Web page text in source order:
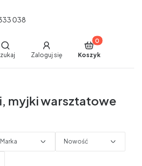
038
Otwórz wyszukiwarkę
Zaloguj się
Produkty w
Koszyk
myjki warsztatowe
Marka Nowość